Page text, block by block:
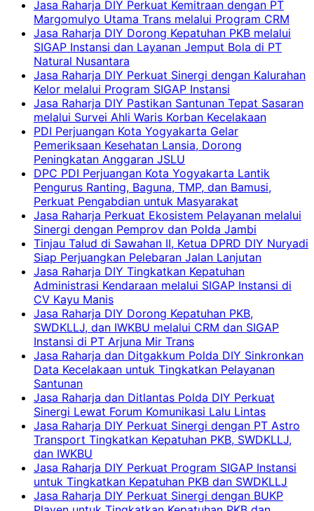
Jasa Raharja DIY Perkuat Kemitraan dengan PT
Margomulyo Utama Trans melalui Program CRM
Jasa Raharja DIY Dorong Kepatuhan PKB melalui
SIGAP Instansi dan Layanan Jemput Bola di PT
Natural Nusantara
Jasa Raharja DIY Perkuat Sinergi dengan Kalurahan
Kelor melalui Program SIGAP Instansi
Jasa Raharja DIY Pastikan Santunan Tepat Sasaran
melalui Survei Ahli Waris Korban Kecelakaan
PDI Perjuangan Kota Yogyakarta Gelar
Pemeriksaan Kesehatan Lansia, Dorong
Peningkatan Anggaran JSLU
DPC PDI Perjuangan Kota Yogyakarta Lantik
Pengurus Ranting, Baguna, TMP, dan Bamusi,
Perkuat Pengabdian untuk Masyarakat
Jasa Raharja Perkuat Ekosistem Pelayanan melalui
Sinergi dengan Pemprov dan Polda Jambi
Tinjau Talud di Sawahan II, Ketua DPRD DIY Nuryadi
Siap Perjuangkan Pelebaran Jalan Lanjutan
Jasa Raharja DIY Tingkatkan Kepatuhan
Administrasi Kendaraan melalui SIGAP Instansi di
CV Kayu Manis
Jasa Raharja DIY Dorong Kepatuhan PKB,
SWDKLLJ, dan IWKBU melalui CRM dan SIGAP
Instansi di PT Arjuna Mir Trans
Jasa Raharja dan Ditgakkum Polda DIY Sinkronkan
Data Kecelakaan untuk Tingkatkan Pelayanan
Santunan
Jasa Raharja dan Ditlantas Polda DIY Perkuat
Sinergi Lewat Forum Komunikasi Lalu Lintas
Jasa Raharja DIY Perkuat Sinergi dengan PT Astro
Transport Tingkatkan Kepatuhan PKB, SWDKLLJ,
dan IWKBU
Jasa Raharja DIY Perkuat Program SIGAP Instansi
untuk Tingkatkan Kepatuhan PKB dan SWDKLLJ
Jasa Raharja DIY Perkuat Sinergi dengan BUKP